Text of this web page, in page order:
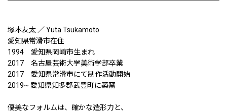
塚本友太 ／ Yuta Tsukamoto
愛知県常滑市在住
1994 愛知県岡崎市生まれ
2017 名古屋芸術大学美術学部卒業
2017 愛知県常滑市にて制作活動開始
2019~ 愛知県知多郡武豊町に築窯
優美なフォルムは、確かな造形力と、